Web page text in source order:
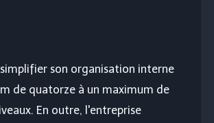
son organisation interne
de quatorze à un maximum de
En outre, l'entreprise